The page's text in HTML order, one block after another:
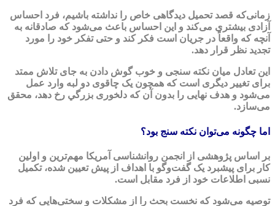
زمانی‌كه قصد تحميل ديدگاهی خاص را نداشته باشيم، فرد احساس
آزادی بيشتری می‌كند و اين احساس باعث می‌شود كه صادقانه به
آنچه كه واقعاً در جريان است فكر كند و حتی تفكر خود را مورد
تجديد نظر قرار دهد.
اين تعادل ميان نكته سنجی و خوب گوش دادن به جای تلاش ممتد
برای تغيير ديگری است كه همچون يک چاقوی دو لبه وارد عمل
می‌شود و هدف نهايی را بدون آن كه دلخوری بزرگي رخ دهد، محقق
می‌سازد.
اما چگونه می‌توان نكته سنج بود؟
بر اساس پژوهشی از انجمن روانشناسی آمريكا مهم‌ترین و اولین
کار برای پيشبرد يک گفت‌وگو با اهداف از پيش تعيين شده، تكميل
نسبی اطلاعات خود از فرد مقابل است.
توصيه می‌شود كه نخست بحث را از مشكلات و سختی‌هايی كه فرد